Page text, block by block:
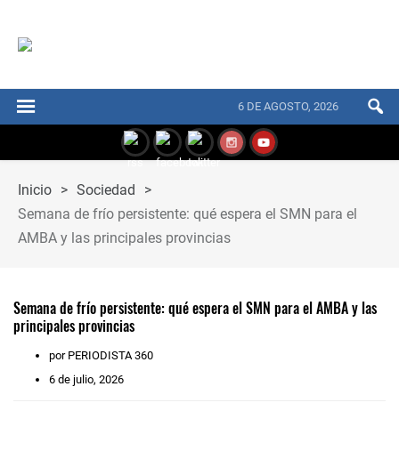
6 DE AGOSTO, 2026
Inicio > Sociedad
>
Semana de frío persistente: qué espera el SMN para el
AMBA y las principales provincias
Semana de frío persistente: qué espera el SMN para el AMBA y las
principales provincias
por PERIODISTA 360
6 de julio, 2026